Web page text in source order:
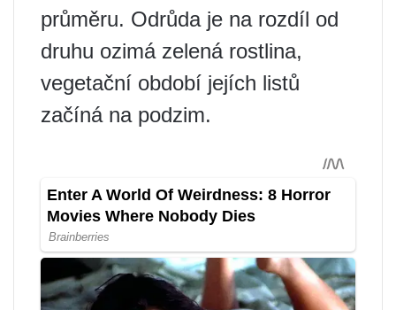
průměru. Odrůda je na rozdíl od
druhu ozimá zelená rostlina,
vegetační období jejích listů
začíná na podzim.